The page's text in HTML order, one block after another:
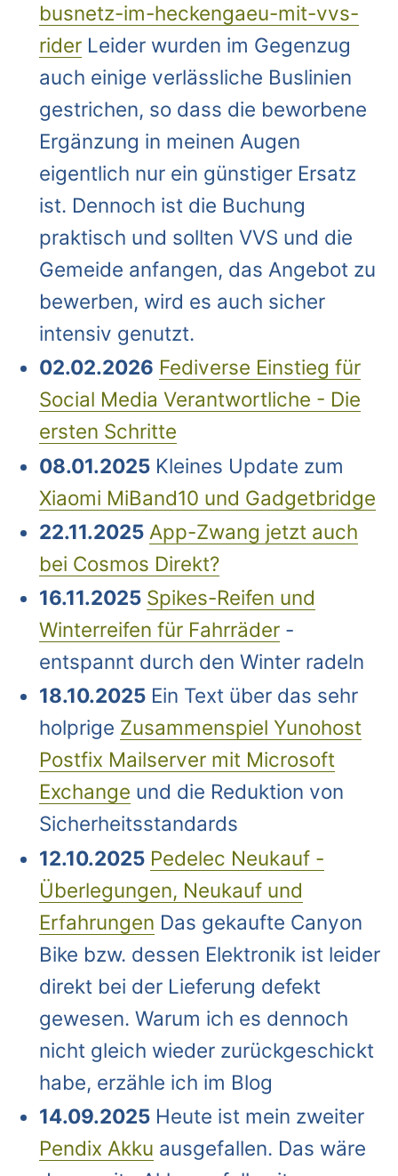
busnetz-im-heckengaeu-mit-vvs-
rider Leider wurden im Gegenzug
auch einige verlässliche Buslinien
gestrichen, so dass die beworbene
Ergänzung in meinen Augen
eigentlich nur ein günstiger Ersatz
ist. Dennoch ist die Buchung
praktisch und sollten VVS und die
Gemeide anfangen, das Angebot zu
bewerben, wird es auch sicher
intensiv genutzt.
02.02.2026 Fediverse Einstieg für
Social Media Verantwortliche - Die
ersten Schritte
08.01.2025 Kleines Update zum
Xiaomi MiBand10 und Gadgetbridge
22.11.2025 App-Zwang jetzt auch
bei Cosmos Direkt?
16.11.2025 Spikes-Reifen und
Winterreifen für Fahrräder -
entspannt durch den Winter radeln
18.10.2025 Ein Text über das sehr
holprige Zusammenspiel Yunohost
Postfix Mailserver mit Microsoft
Exchange und die Reduktion von
Sicherheitsstandards
12.10.2025 Pedelec Neukauf -
Überlegungen, Neukauf und
Erfahrungen Das gekaufte Canyon
Bike bzw. dessen Elektronik ist leider
direkt bei der Lieferung defekt
gewesen. Warum ich es dennoch
nicht gleich wieder zurückgeschickt
habe, erzähle ich im Blog
14.09.2025 Heute ist mein zweiter
Pendix Akku ausgefallen. Das wäre